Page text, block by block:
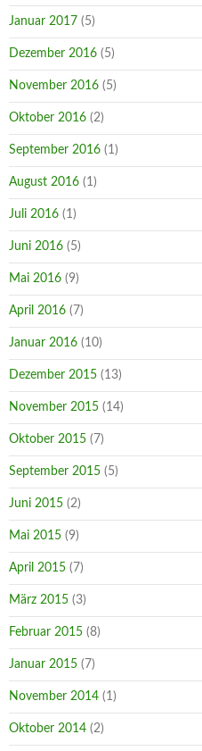
Januar 2017 (5)
Dezember 2016 (5)
November 2016 (5)
Oktober 2016 (2)
September 2016 (1)
August 2016 (1)
Juli 2016 (1)
Juni 2016 (5)
Mai 2016 (9)
April 2016 (7)
Januar 2016 (10)
Dezember 2015 (13)
November 2015 (14)
Oktober 2015 (7)
September 2015 (5)
Juni 2015 (2)
Mai 2015 (9)
April 2015 (7)
März 2015 (3)
Februar 2015 (8)
Januar 2015 (7)
November 2014 (1)
Oktober 2014 (2)